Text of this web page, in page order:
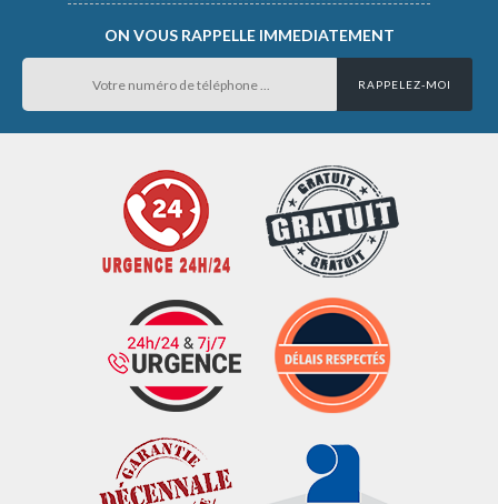
ON VOUS RAPPELLE IMMEDIATEMENT